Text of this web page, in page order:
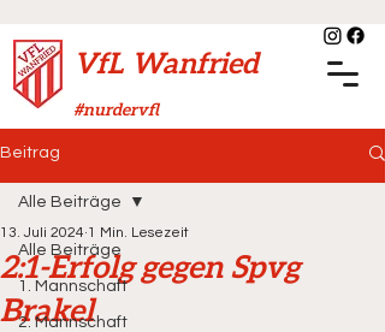
VfL Wanfried
#nurdervfl
Beitrag
Alle Beiträge
1. Mannschaft
2. Mannschaft
Alle Beiträge
2:1-Erfolg gegen Spvg
Brakel
13. Juli 2024 1 Min. Lesezeit